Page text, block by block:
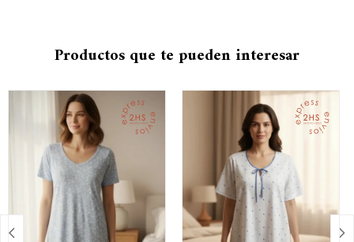
Productos que te pueden interesar
 